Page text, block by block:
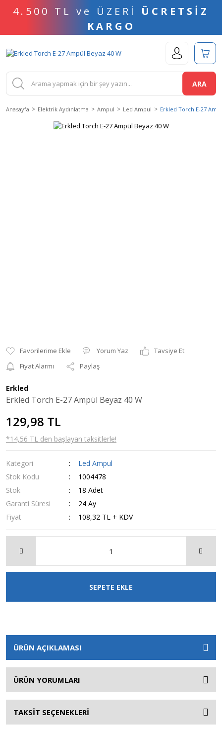
4.500 TL ve ÜZERİ ÜCRETSİZ
KARGO
ARA
Anasayfa Elektrik Aydınlatma Ampul Led Ampul Erkled Torch E-27
Yorum Yaz
Tavsiye Et
Fiyat Alarmı
Paylaş
Erkled
Erkled Torch E-27 Ampül Beyaz 40 W
129,98 TL
*14,56 TL den başlayan taksitlerle!
Kategori
Led Ampul
Stok Kodu
1004478
Stok
18 Adet
Garanti Süresi
24 Ay
Fiyat
108,32 TL + KDV
SEPETE EKLE
ÜRÜN AÇIKLAMASI
ÜRÜN YORUMLARI
TAKSİT SEÇENEKLERİ